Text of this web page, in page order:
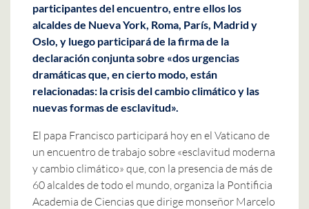
participantes del encuentro, entre ellos los
alcaldes de Nueva York, Roma, París, Madrid y
Oslo, y luego participará de la firma de la
declaración conjunta sobre «dos urgencias
dramáticas que, en cierto modo, están
relacionadas: la crisis del cambio climático y las
nuevas formas de esclavitud».
El papa Francisco participará hoy en el Vaticano de
un encuentro de trabajo sobre «esclavitud moderna
y cambio climático» que, con la presencia de más de
60 alcaldes de todo el mundo, organiza la Pontificia
Academia de Ciencias que dirige monseñor Marcelo